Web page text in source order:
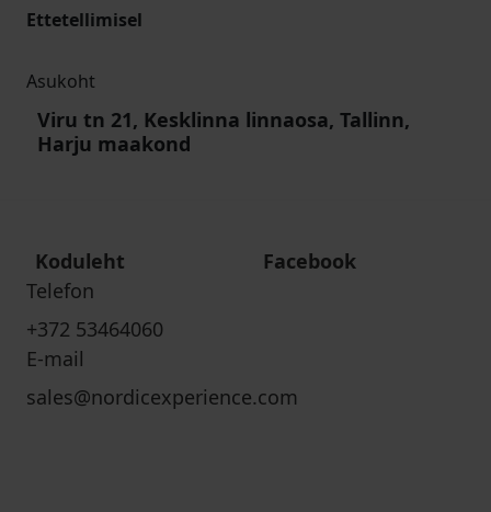
Ettetellimisel
Asukoht
Viru tn 21, Kesklinna linnaosa, Tallinn,
Harju maakond
Koduleht
Facebook
Telefon
+372 53464060
E-mail
sales@nordicexperience.com